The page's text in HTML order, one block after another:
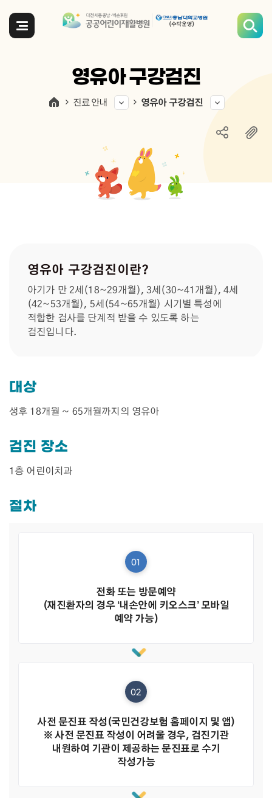
전체메뉴
영유아 구강검진
진료 안내 영유아 구강검진
영유아 구강검진이란?
아기가 만 2세(18~29개월), 3세(30~41개월), 4세
(42~53개월), 5세(54~65개월) 시기별 특성에
적합한 검사를 단계적 받을 수 있도록 하는
검진입니다.
대상
생후 18개월 ~ 65개월까지의 영유아
검진 장소
1층 어린이치과
절차
01
전화 또는 방문예약
(재진환자의 경우 ‘내손안에 키오스크’ 모바일
예약 가능)
02
사전 문진표 작성(국민건강보험 홈페이지 및 앱)
※ 사전 문진표 작성이 어려울 경우, 검진기관
내원하여 기관이 제공하는 문진표로 수기
작성가능